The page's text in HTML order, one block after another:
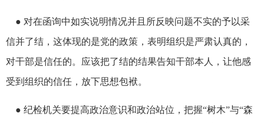
● 对在函询中如实说明情况并且所反映问题不实的予以采
信并了结，这体现的是党的政策，表明组织是严肃认真的，
对干部是信任的。应该把了结的结果告知干部本人，让他感
受到组织的信任，放下思想包袱。
● 纪检机关要提高政治意识和政治站位，把握“树木”与“森